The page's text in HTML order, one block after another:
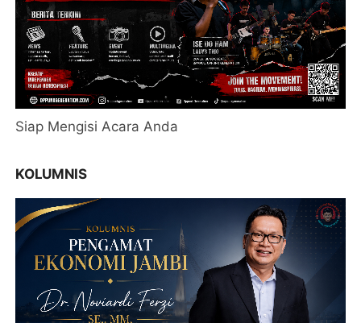
Siap Mengisi Acara Anda
KOLUMNIS